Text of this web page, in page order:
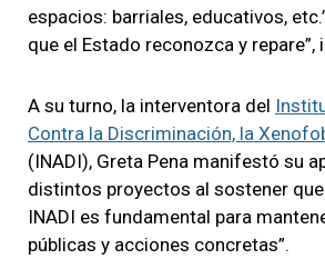
espacios: barriales, educativos,
que el Estado reconozca y repare”,
A su turno, la interventora del
Contra la Discriminación, la
(INADI), Greta Pena manifestó su
distintos proyectos al sostener que
INADI es fundamental para
públicas y acciones concretas”.